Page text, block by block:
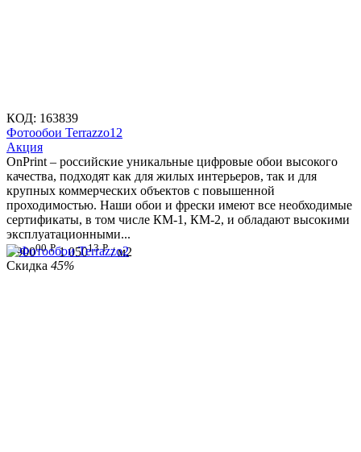
КОД: 163839
Фотообои Terrazzo12
Aкция
OnPrint – российские уникальные цифровые обои высокого
качества, подходят как для жилых интерьеров, так и для
крупных коммерческих объектов с повышенной
проходимостью. Наши обои и фрески имеют все необходимые
сертификаты, в том числе КМ-1, КМ-2, и обладают высокими
эксплуатационными...
1 90000 Р 1 05013 Р / м2
Скидка 45%